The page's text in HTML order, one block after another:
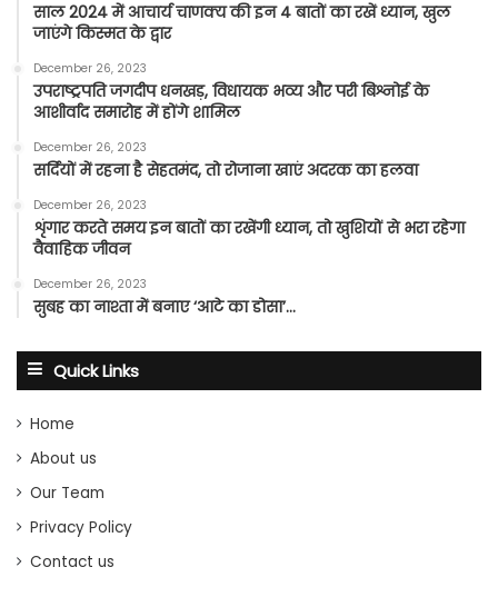
साल 2024 में आचार्य चाणक्य की इन 4 बातों का रखें ध्यान, खुल
जाएंगे किस्मत के द्वार
December 26, 2023
उपराष्ट्रपति जगदीप धनखड़, विधायक भव्य और परी बिश्नोई के
आशीर्वाद समारोह में होंगे शामिल
December 26, 2023
सर्दियों में रहना है सेहतमंद, तो रोजाना खाएं अदरक का हलवा
December 26, 2023
शृंगार करते समय इन बातों का रखेंगी ध्यान, तो खुशियों से भरा रहेगा
वैवाहिक जीवन
December 26, 2023
सुबह का नाश्ता में बनाए ‘आटे का डोसा’…
Quick Links
Home
About us
Our Team
Privacy Policy
Contact us